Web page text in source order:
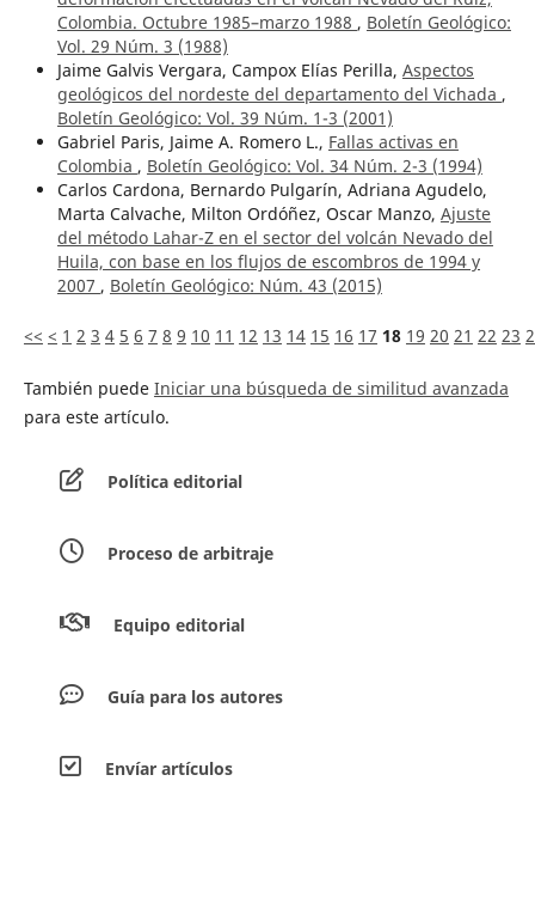
Colombia. Octubre 1985–marzo 1988 , Boletín Geológico:
Vol. 29 Núm. 3 (1988)
Jaime Galvis Vergara, Campox Elías Perilla, Aspectos
geológicos del nordeste del departamento del Vichada ,
Boletín Geológico: Vol. 39 Núm. 1-3 (2001)
Gabriel Paris, Jaime A. Romero L., Fallas activas en
Colombia , Boletín Geológico: Vol. 34 Núm. 2-3 (1994)
Carlos Cardona, Bernardo Pulgarín, Adriana Agudelo,
Marta Calvache, Milton Ordóñez, Oscar Manzo, Ajuste
del método Lahar-Z en el sector del volcán Nevado del
Huila, con base en los flujos de escombros de 1994 y
2007 , Boletín Geológico: Núm. 43 (2015)
<< < 1 2 3 4 5 6 7 8 9 10 11 12 13 14 15 16 17 18 19 20 21 22 23
También puede Iniciar una búsqueda de similitud avanzada
para este artículo.
Política editorial
Proceso de arbitraje
Equipo editorial
Guía para los autores
Envíar artículos